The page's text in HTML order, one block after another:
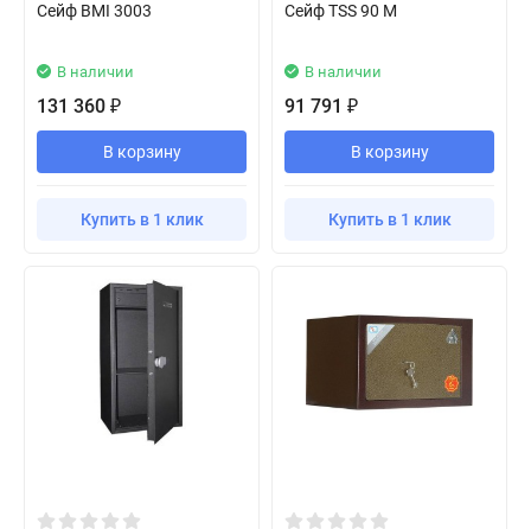
Сейф BMI 3003
В наличии
131 360 ₽
В корзину
Купить в 1 клик
Сейф TSS 90 M
В наличии
91 791 ₽
В корзину
Купить в 1 клик